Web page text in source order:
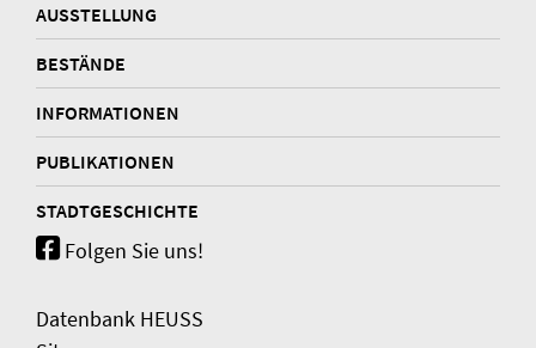
AUSSTELLUNG
BESTÄNDE
INFORMATIONEN
PUBLIKATIONEN
STADTGESCHICHTE
Folgen Sie uns!
Datenbank HEUSS